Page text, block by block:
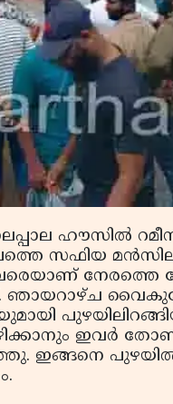
ഹൗസില്‍
സഫിയ
നേരത്തെ
ഞായറാഴ്ച
ഇവര്‍
ഇങ്ങനെ